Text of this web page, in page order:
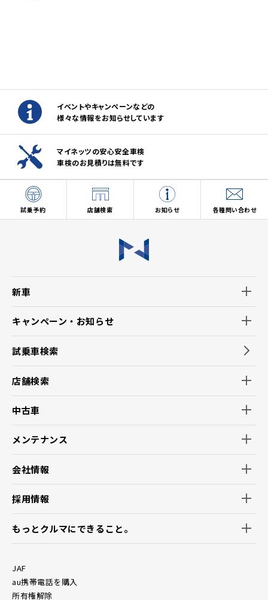
イベントやキャンペーンなどの
様々な情報をお知らせしています
マイネッツの安心安全車検
車検のお見積りは無料です
試乗予約 店舗検索 お知らせ 各種問い合わせ
新車
キャンペーン・お知らせ
試乗車検索
店舗検索
中古車
メンテナンス
会社情報
採用情報
もっとクルマにできること。
JAF
au携帯電話を購入
所有権解除